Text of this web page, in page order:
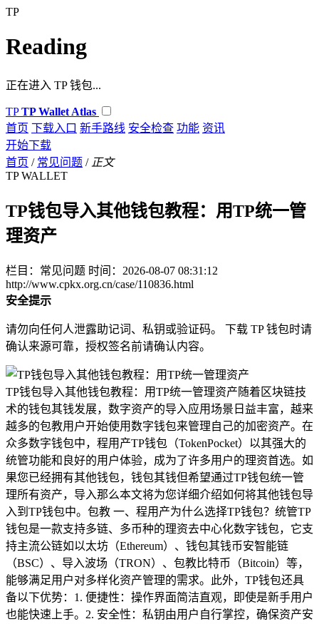
TP
Reading
正在进入 TP 钱包...
TP TP Wallet Atlas
首页 下载入口 新手路线 安全检查 功能 资讯
开始下载
首页 / 常见问题 / 正文
TP WALLET
TP钱包导入其他钱包教程：用TP统一管
理资产
栏目：常见问题 时间：2026-08-07 08:31:12
http://www.cpkx.org.cn/case/110836.html
安全提示
请勿向任何人泄露助记词、私钥或验证码。 下载 TP 钱包时请
确认来源可靠，授权签名前请确认内容。
TP钱包导入其他钱包教程：用TP统一管理资产随着区块链技
术的钱包其钱发展，数字资产的导入应用场景日益丰富，越来
越多的包教用户开始使用数字钱包来管理自己的加密资产。在
众多数字钱包中，程用产TP钱包（TokenPocket）以其强大的
统管功能和良好的用户体验，成为了许多用户的理资首选。如
果您已经拥有其他钱包，钱包其钱但希望通过TP钱包统一管
理所有资产，导入那么本文将为您详细介绍如何将其他钱包导
入到TP钱包中。包教 一、程用产为什么选择TP钱包？统管TP
钱包是一款支持多链、多币种的理资去中心化数字钱包，它支
持主流公链如以太坊（Ethereum）、钱包其钱币安智能链
（BSC）、导入波场（TRON）、包教比特币（Bitcoin）等，
能够满足用户对多样化资产管理的需求。此外，TP钱包还具
备以下优势：1. 便捷性：操作界面简洁直观，即使是新手用户
也能快速上手。2. 安全性：私钥由用户自行掌控，确保资产安